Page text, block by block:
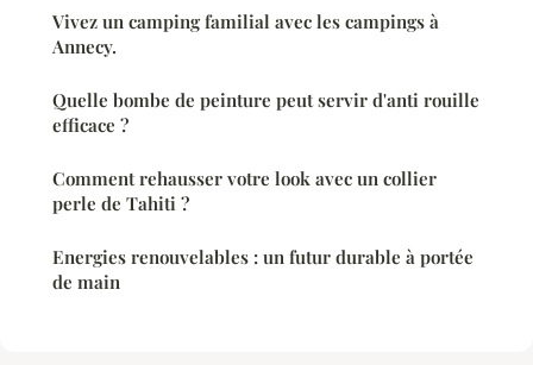
Vivez un camping familial avec les campings à
Annecy.
Quelle bombe de peinture peut servir d'anti rouille
efficace ?
Comment rehausser votre look avec un collier
perle de Tahiti ?
Energies renouvelables : un futur durable à portée
de main